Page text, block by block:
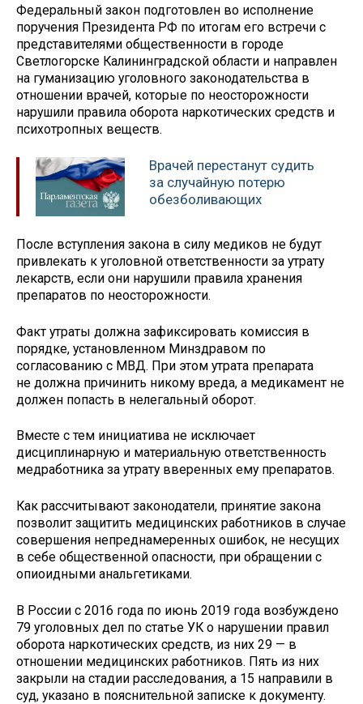
Федеральный закон подготовлен во исполнение
поручения Президента РФ по итогам его встречи с
представителями общественности в городе
Светлогорске Калининградской области и направлен
на гуманизацию уголовного законодательства в
отношении врачей, которые по неосторожности
нарушили правила оборота наркотических средств и
психотропных веществ.
Врачей перестанут судить
за случайную потерю
обезболивающих
После вступления закона в силу медиков не будут
привлекать к уголовной ответственности за утрату
лекарств, если они нарушили правила хранения
препаратов по неосторожности.
Факт утраты должна зафиксировать комиссия в
порядке, установленном Минздравом по
согласованию с МВД. При этом утрата препарата
не должна причинить никому вреда, а медикамент не
должен попасть в нелегальный оборот.
Вместе с тем инициатива не исключает
дисциплинарную и материальную ответственность
медработника за утрату вверенных ему препаратов.
Как рассчитывают законодатели, принятие закона
позволит защитить медицинских работников в случае
совершения непреднамеренных ошибок, не несущих
в себе общественной опасности, при обращении с
опиоидными анальгетиками.
В России с 2016 года по июнь 2019 года возбуждено
79 уголовных дел по статье УК о нарушении правил
оборота наркотических средств, из них 29 — в
отношении медицинских работников. Пять из них
закрыли на стадии расследования, а 15 направили в
суд, указано в пояснительной записке к документу.